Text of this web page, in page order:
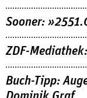
Sooner:
ZDF-
Buch-Tipp: